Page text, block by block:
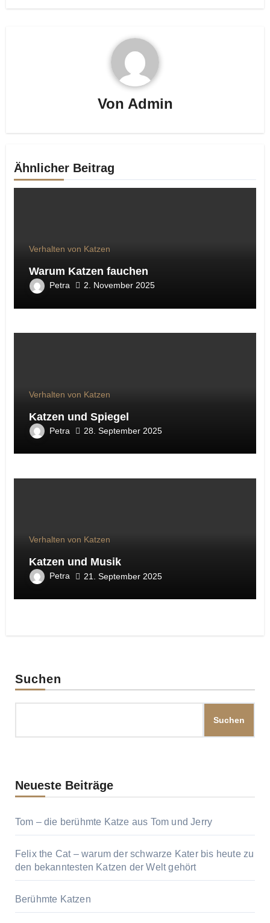
Von Admin
Ähnlicher Beitrag
Verhalten von Katzen
Warum Katzen fauchen
Petra 2. November 2025
Verhalten von Katzen
Katzen und Spiegel
Petra 28. September 2025
Verhalten von Katzen
Katzen und Musik
Petra 21. September 2025
Suchen
Suchen
Neueste Beiträge
Tom – die berühmte Katze aus Tom und Jerry
Felix the Cat – warum der schwarze Kater bis heute zu
den bekanntesten Katzen der Welt gehört
Berühmte Katzen